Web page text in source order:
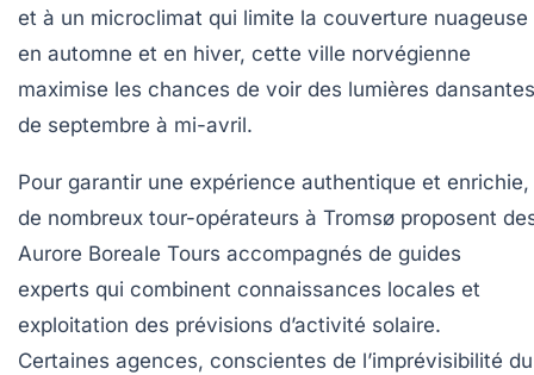
et à un microclimat qui limite la couverture nuageuse
en automne et en hiver, cette ville norvégienne
maximise les chances de voir des lumières dansantes
de septembre à mi-avril.
Pour garantir une expérience authentique et enrichie,
de nombreux tour-opérateurs à Tromsø proposent
Aurore Boreale Tours accompagnés de guides
experts qui combinent connaissances locales et
exploitation des prévisions d’activité solaire.
Certaines agences, conscientes de l’imprévisibilité du